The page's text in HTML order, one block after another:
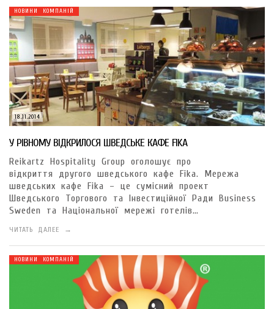
18.11.2014
НОВИНИ КОМПАНІЙ
У РІВНОМУ ВІДКРИЛОСЯ ШВЕДСЬКЕ КАФЕ FIKA
Reikartz Hospitality Group оголошує про
відкриття другого шведського кафе Fika. Мережа
шведських кафе Fika – це сумісний проект
Шведського Торгового та Інвестиційної Ради Business
Sweden та Національної мережі готелів…
ЧИТАТЬ ДАЛЕЕ →
НОВИНИ КОМПАНІЙ